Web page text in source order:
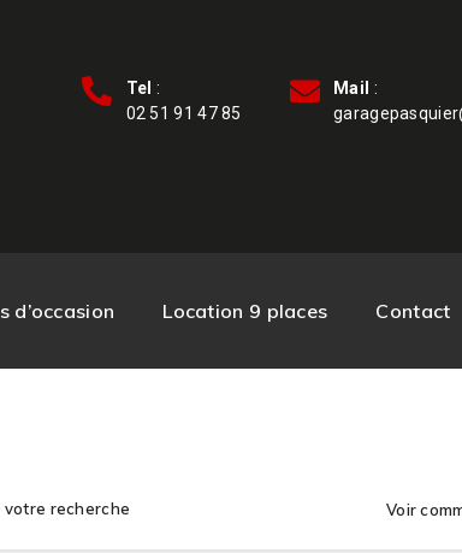
Tel :
02 51 91 47 85
Mail :
d’occasion Location 9 places Contact
recherche Voir